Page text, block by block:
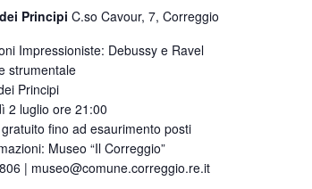
Principi C.so Cavour, 7, Correggio
Impressioniste: Debussy e Ravel
strumentale
Principi
2 luglio ore 21:00
fino ad esaurimento posti
Museo “Il Correggio”
| museo@comune.correggio.re.it